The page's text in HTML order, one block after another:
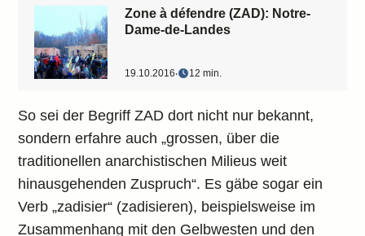
Zone à défendre (ZAD): Notre-
Dame-de-Landes
19.10.2016‧ 12 min.
So sei der Begriff ZAD dort nicht nur bekannt,
sondern erfahre auch „grossen, über die
traditionellen anarchistischen Milieus weit
hinausgehenden Zuspruch“. Es gäbe sogar ein
Verb „zadisier“ (zadisieren), beispielsweise im
Zusammenhang mit den Gelbwesten und den